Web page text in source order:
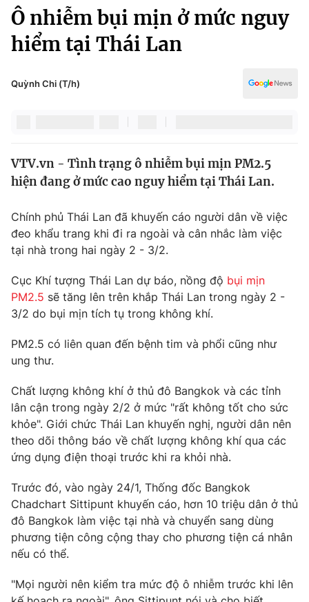
Chuyên mục
Chính trị
Tin tức
Thế giới đó đây
Câu chuyện quốc tế
Kinh tế
Thị trường
Góc doanh nghiệp
Dữ liệu và đời sống
Truyền hình
Phim VTV
Hậu trường
Nhân vật
Khán giả
Giải sao mai
Giải trí
Điện ảnh
Âm nhạc
Sao
Đời sống
Du lịch
Làm đẹp
Giáo dục
Tuyển sinh
Học trực tuyến
Hitech Công nghệ tương lai
Sản phẩm
Thị trường
Tư vấn
Giao lưu trực tuyến
Lịch phát sóng
Kinh tế
Thể thao
Truyền hình
Y tế
Ô nhiễm bụi mịn ở mức nguy
hiểm tại Thái Lan
Quỳnh Chi (T/h)
VTV.vn - Tình trạng ô nhiễm bụi mịn PM2.5
hiện đang ở mức cao nguy hiểm tại Thái Lan.
Chính phủ Thái Lan đã khuyến cáo người dân về việc
đeo khẩu trang khi đi ra ngoài và cân nhắc làm việc
tại nhà trong hai ngày 2 - 3/2.
Cục Khí tượng Thái Lan dự báo, nồng độ bụi mịn
PM2.5 sẽ tăng lên trên khắp Thái Lan trong ngày 2 -
3/2 do bụi mịn tích tụ trong không khí.
PM2.5 có liên quan đến bệnh tim và phổi cũng như
ung thư.
Chất lượng không khí ở thủ đô Bangkok và các tỉnh
lân cận trong ngày 2/2 ở mức "rất không tốt cho sức
khỏe". Giới chức Thái Lan khuyến nghị, người dân nên
theo dõi thông báo về chất lượng không khí qua các
ứng dụng điện thoại trước khi ra khỏi nhà.
Trước đó, vào ngày 24/1, Thống đốc Bangkok
Chadchart Sittipunt khuyến cáo, hơn 10 triệu dân ở thủ
đô Bangkok làm việc tại nhà và chuyển sang dùng
phương tiện công cộng thay cho phương tiện cá nhân
nếu có thể.
"Mọi người nên kiểm tra mức độ ô nhiễm trước khi lên